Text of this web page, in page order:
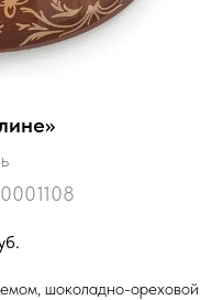
шоколадно-ореховой